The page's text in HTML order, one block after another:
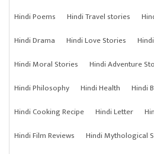
Hindi Poems
Hindi Travel stories
Hindi Drama
Hindi Love Stories
Hindi Moral Stories
Hindi Adventure
Hindi Philosophy
Hindi Health
Hindi
Hindi Cooking Recipe
Hindi Letter
Hindi Film Reviews
Hindi Mythological